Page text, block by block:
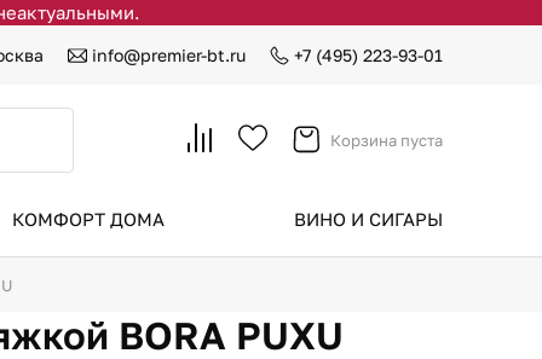
info@premier-bt.ru +7 (495) 223-93-01
Корзина пуста
КОМФОРТ ДОМА ВИНО И СИГАРЫ
BORA PUXU